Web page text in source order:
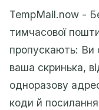
TempMail.now -
тимчасової
пропускають: Ви
ваша скринька,
одноразову
коди й